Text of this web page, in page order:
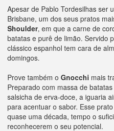
Apesar de Pablo Tordesilhas ser
Brisbane, um dos seus pratos
Shoulder, em que a carne de
batatas e purê de limão. Servido
clássico espanhol tem cara de
domingos.
Prove também o Gnocchi mais
Preparado com massa de
salsicha de erva-doce, a iguaria
para acentuar o sabor. Esse
quase uma década, tempo o
reconhecerem o seu potencial.